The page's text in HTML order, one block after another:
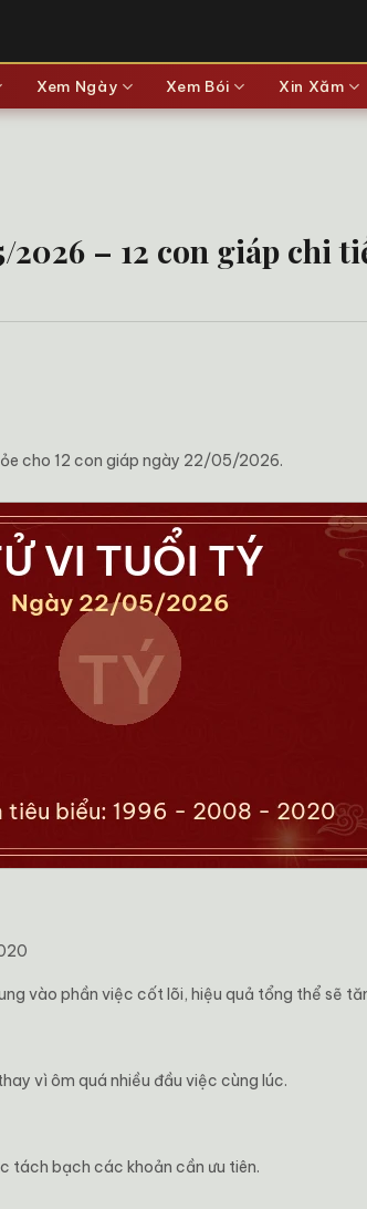
Xem Ngày Xem Bói Xin Xăm
2026 – 12 con giáp chi
cho 12 con giáp ngày 22/05/2026.
vào phần việc cốt lõi, hiệu quả tổng thể sẽ
vì ôm quá nhiều đầu việc cùng lúc.
tách bạch các khoản cần ưu tiên.